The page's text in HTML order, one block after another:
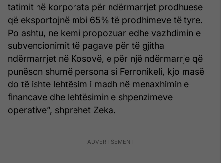
tatimit në korporata për ndërmarrjet prodhuese
që eksportojnë mbi 65% të prodhimeve të tyre.
Po ashtu, ne kemi propozuar edhe vazhdimin e
subvencionimit të pagave për të gjitha
ndërmarrjet në Kosovë, e për një ndërmarrje që
punëson shumë persona si Ferronikeli, kjo masë
do të ishte lehtësim i madh në menaxhimin e
financave dhe lehtësimin e shpenzimeve
operative”, shprehet Zeka.